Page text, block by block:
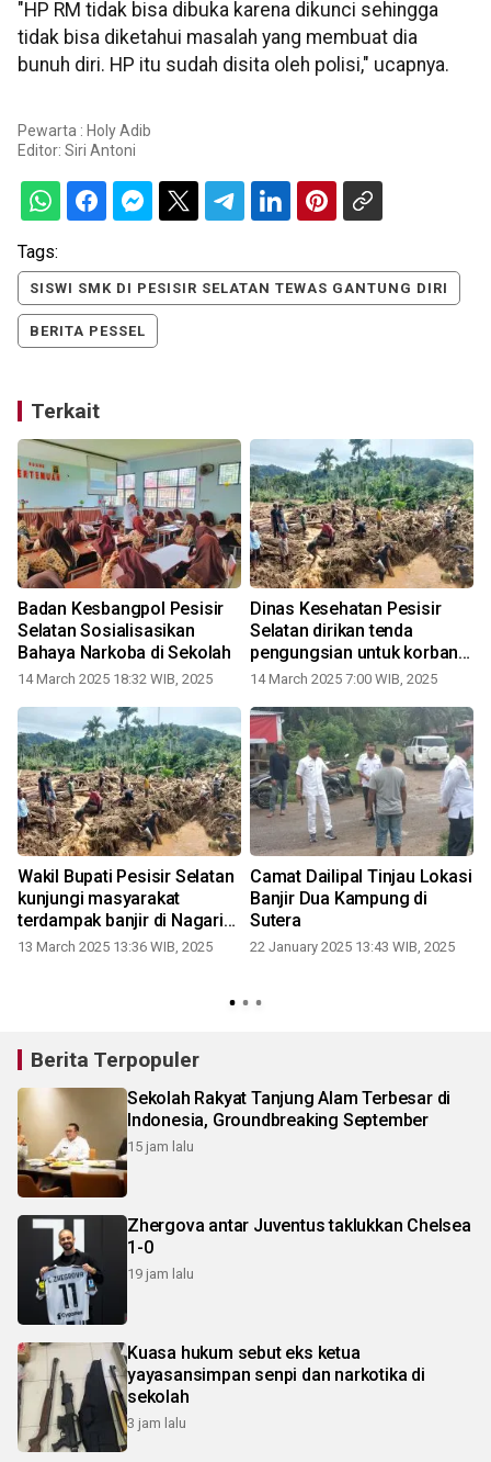
"HP RM tidak bisa dibuka karena dikunci sehingga
tidak bisa diketahui masalah yang membuat dia
bunuh diri. HP itu sudah disita oleh polisi," ucapnya.
Pewarta : Holy Adib
Editor: Siri Antoni
Tags:
SISWI SMK DI PESISIR SELATAN TEWAS GANTUNG DIRI
BERITA PESSEL
Terkait
Badan Kesbangpol Pesisir
Selatan Sosialisasikan
Bahaya Narkoba di Sekolah
14 March 2025 18:32 WIB, 2025
Dinas Kesehatan Pesisir
Selatan dirikan tenda
pengungsian untuk korban
banjir
14 March 2025 7:00 WIB, 2025
Wakil Bupati Pesisir Selatan
kunjungi masyarakat
terdampak banjir di Nagari
Pelangai Gadang
13 March 2025 13:36 WIB, 2025
Camat Dailipal Tinjau Lokasi
Banjir Dua Kampung di
Sutera
22 January 2025 13:43 WIB, 2025
Berita Terpopuler
Sekolah Rakyat Tanjung Alam Terbesar di
Indonesia, Groundbreaking September
15 jam lalu
Zhergova antar Juventus taklukkan Chelsea
1-0
19 jam lalu
Kuasa hukum sebut eks ketua
yayasansimpan senpi dan narkotika di
sekolah
3 jam lalu